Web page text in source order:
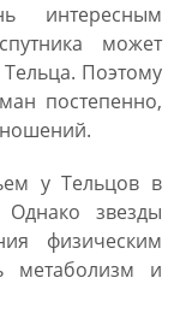
интересным
может
Поэтому
постепенно,
у Тельцов в
звезды
физическим
метаболизм и